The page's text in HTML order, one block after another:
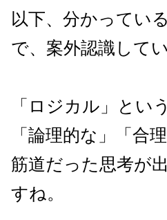
以下、分かってい
で、案外認識して
「ロジカル」とい
「論理的な」「合
筋道だった思考が
すね。